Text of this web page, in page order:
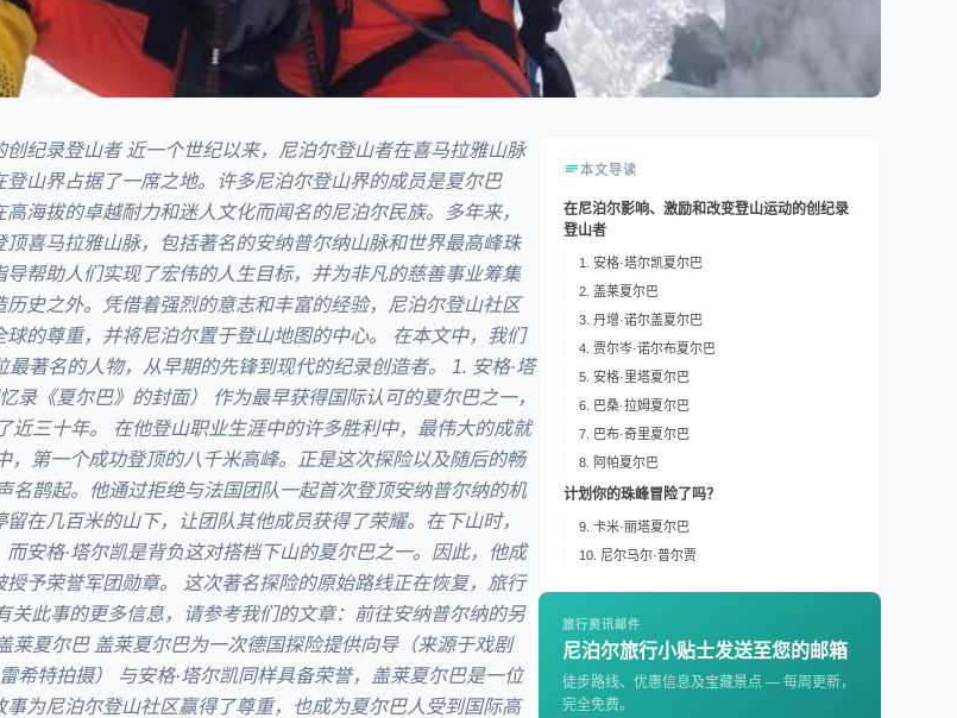
纪录登山者 近一个世纪以来，尼泊尔登山者在喜马拉雅山脉
山界占据了一席之地。许多尼泊尔登山界的成员是夏尔巴
海拔的卓越耐力和迷人文化而闻名的尼泊尔民族。多年来，
喜马拉雅山脉，包括著名的安纳普尔纳山脉和世界最高峰珠
帮助人们实现了宏伟的人生目标，并为非凡的慈善事业筹集
史之外。凭借着强烈的意志和丰富的经验，尼泊尔登山社区
的尊重，并将尼泊尔置于登山地图的中心。 在本文中，我们
著名的人物，从早期的先锋到现代的纪录创造者。 1. 安格·塔
录《夏尔巴》的封面） 作为最早获得国际认可的夏尔巴之一，
近三十年。 在他登山职业生涯中的许多胜利中，最伟大的成就
，第一个成功登顶的八千米高峰。正是这次探险以及随后的畅
名鹊起。他通过拒绝与法国团队一起首次登顶安纳普尔纳的机
在几百米的山下，让团队其他成员获得了荣耀。在下山时，
安格·塔尔凯是背负这对搭档下山的夏尔巴之一。因此，他成
予荣誉军团勋章。 这次著名探险的原始路线正在恢复，旅行
关此事的更多信息，请参考我们的文章：前往安纳普尔纳的另
夏尔巴 盖莱夏尔巴为一次德国探险提供向导（来源于戏剧
希特拍摄） 与安格·塔尔凯同样具备荣誉，盖莱夏尔巴是一位
为尼泊尔登山社区赢得了尊重，也成为夏尔巴人受到国际高
本文导读
在尼泊尔影响、激励和改变登山运动的创纪录
登山者
1. 安格·塔尔凯夏尔巴
2. 盖莱夏尔巴
3. 丹增·诺尔盖夏尔巴
4. 贾尔岑·诺尔布夏尔巴
5. 安格·里塔夏尔巴
6. 巴桑·拉姆夏尔巴
7. 巴布·奇里夏尔巴
8. 阿帕夏尔巴
计划你的珠峰冒险了吗？
9. 卡米·丽塔夏尔巴
10. 尼尔马尔·普尔贾
旅行资讯邮件
尼泊尔旅行小贴士发送至您的邮箱
徒步路线、优惠信息及宝藏景点 — 每周更新，
完全免费。